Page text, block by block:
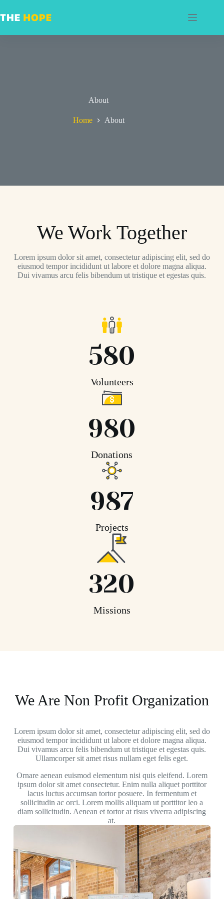
to
content
About
Home About
We Work Together
Lorem ipsum dolor sit amet, consectetur adipiscing elit, sed do
eiusmod tempor incididunt ut labore et dolore magna aliqua.
Dui vivamus arcu felis bibendum ut tristique et egestas quis.
580
Volunteers
980
Donations
987
Projects
320
Missions
We Are Non Profit Organization
Lorem ipsum dolor sit amet, consectetur adipiscing elit, sed do
eiusmod tempor incididunt ut labore et dolore magna aliqua.
Dui vivamus arcu felis bibendum ut tristique et egestas quis.
Ullamcorper sit amet risus nullam eget felis eget.
Ornare aenean euismod elementum nisi quis eleifend. Lorem
ipsum dolor sit amet consectetur. Enim nulla aliquet porttitor
lacus luctus accumsan tortor posuere. In fermentum et
sollicitudin ac orci. Lorem mollis aliquam ut porttitor leo a
diam sollicitudin. Aenean et tortor at risus viverra adipiscing
at.